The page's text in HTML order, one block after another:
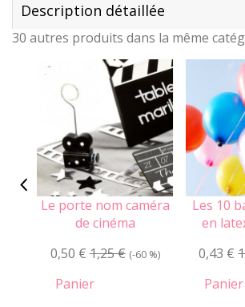
Description détaillée
30 autres produits dans la même
Le porte nom caméra
de cinéma
0,50 € 1,25 € (-60 %)
Panier
Les 10
en
0,43 €
Panier